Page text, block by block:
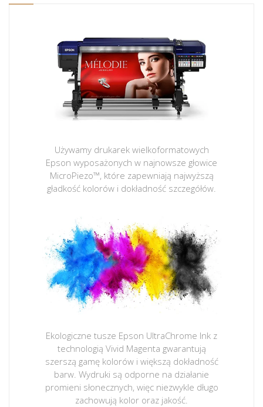
Używamy drukarek wielkoformatowych
Epson wyposażonych w najnowsze głowice
MicroPiezo™, które zapewniają najwyższą
gładkość kolorów i dokładność szczegółów.
Ekologiczne tusze Epson UltraChrome Ink z
technologią Vivid Magenta gwarantują
szerszą gamę kolorów i większą dokładność
barw. Wydruki są odporne na działanie
promieni słonecznych, więc niezwykle długo
zachowują kolor oraz jakość.